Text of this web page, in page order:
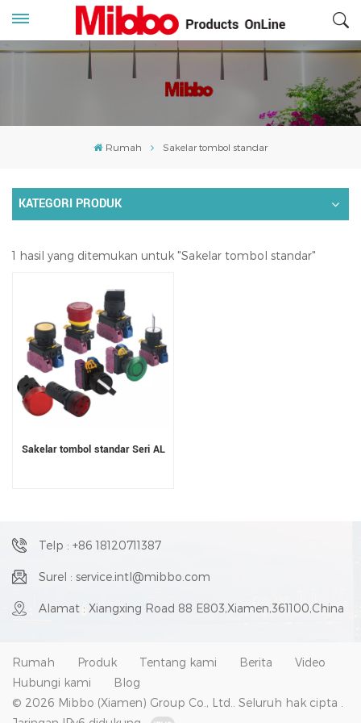
Rumah Sakelar tombol standar
KATEGORI PRODUK
1 hasil yang ditemukan untuk "Sakelar tombol standar"
Sakelar tombol standar Seri AL
Telp : +86 18120711387
Surel : service.intl@mibbo.com
Alamat : Xiangxing Road 88 E803,Xiamen,361100,China
Rumah Produk Tentang kami Berita
Video
Hubungi kami
Blog
© 2026 Mibbo (Xiamen) Group Co., Ltd.. Seluruh hak cipta .